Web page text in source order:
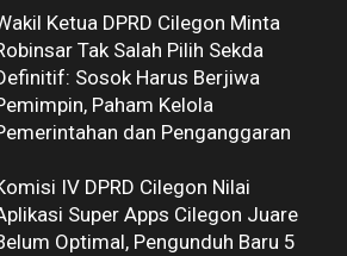
Ketua DPRD Cilegon Minta
Tak Salah Pilih Sekda
Sosok Harus Berjiwa
Paham Kelola
dan Penganggaran
IV DPRD Cilegon Nilai
Super Apps Cilegon Juare
Optimal, Pengunduh Baru 5